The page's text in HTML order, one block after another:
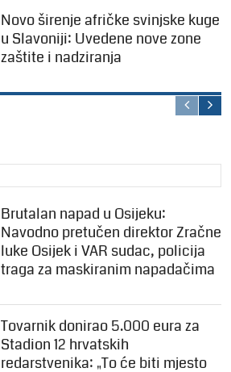
Novo širenje afričke svinjske kuge
u Slavoniji: Uvedene nove zone
zaštite i nadziranja
Brutalan napad u Osijeku:
Navodno pretučen direktor Zračne
luke Osijek i VAR sudac, policija
traga za maskiranim napadačima
Tovarnik donirao 5.000 eura za
Stadion 12 hrvatskih
redarstvenika: „To će biti mjesto